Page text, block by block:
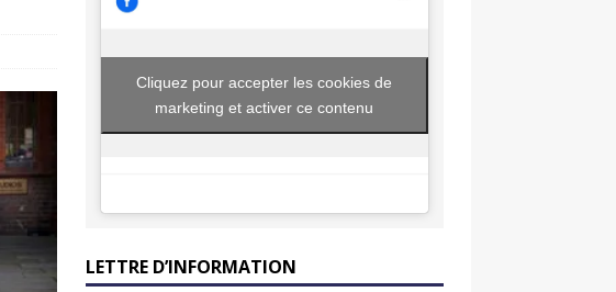
Cliquez pour accepter les cookies de
marketing et activer ce contenu
LETTRE D’INFORMATION